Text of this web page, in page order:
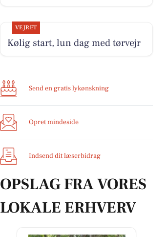
VEJRET
Kølig start, lun dag med tørvejr
Send en gratis lykønskning
Opret mindeside
Indsend dit læserbidrag
OPSLAG FRA VORES
LOKALE ERHVERV